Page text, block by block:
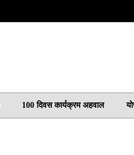
100 दिवस कार्यक्रम अहवाल